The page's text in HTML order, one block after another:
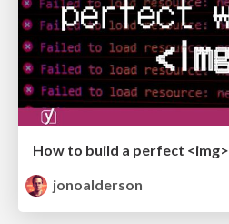
How to build a perfect <img>
jonoalderson